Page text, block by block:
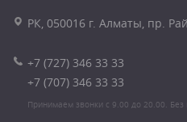
РК, 050016 г. Алматы, пр.
+7 (727) 346 33 33
+7 (707) 346 33 33
Принимаем звонки с 9.00 до 20.00.